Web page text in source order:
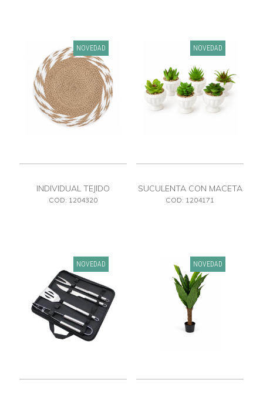
NOVEDAD
INDIVIDUAL TEJIDO
COD: 1204320
NOVEDAD
SUCULENTA CON MACETA
COD: 1204171
NOVEDAD NOVEDAD